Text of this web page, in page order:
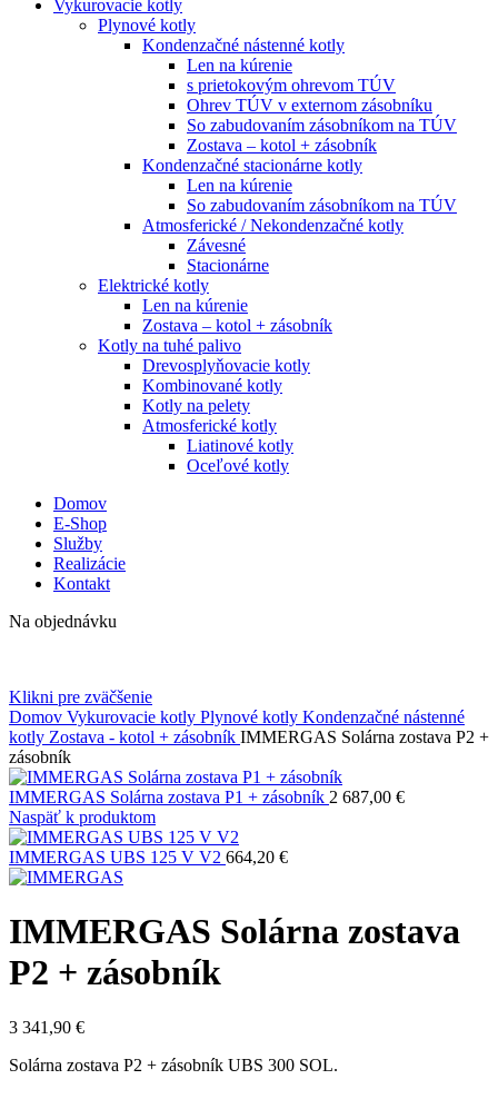
Vykurovacie kotly
Plynové kotly
Kondenzačné nástenné kotly
Len na kúrenie
s prietokovým ohrevom TÚV
Ohrev TÚV v externom zásobníku
So zabudovaním zásobníkom na TÚV
Zostava – kotol + zásobník
Kondenzačné stacionárne kotly
Len na kúrenie
So zabudovaním zásobníkom na TÚV
Atmosferické / Nekondenzačné kotly
Závesné
Stacionárne
Elektrické kotly
Len na kúrenie
Zostava – kotol + zásobník
Kotly na tuhé palivo
Drevosplyňovacie kotly
Kombinované kotly
Kotly na pelety
Atmosferické kotly
Liatinové kotly
Oceľové kotly
Domov
E-Shop
Služby
Realizácie
Kontakt
Na objednávku
Klikni pre zväčšenie
Domov Vykurovacie kotly Plynové kotly Kondenzačné nástenné
kotly Zostava - kotol + zásobník IMMERGAS Solárna zostava P2 +
zásobník
IMMERGAS Solárna zostava P1 + zásobník 2 687,00 €
Naspäť k produktom
IMMERGAS UBS 125 V V2 664,20 €
IMMERGAS Solárna zostava
P2 + zásobník
3 341,90 €
Solárna zostava P2 + zásobník UBS 300 SOL.